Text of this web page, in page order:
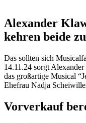
Alexander
kehren beide
Das sollten sich
14.11.24 sorgt
das großartige Musical
Ehefrau Nadja
Vorverkauf